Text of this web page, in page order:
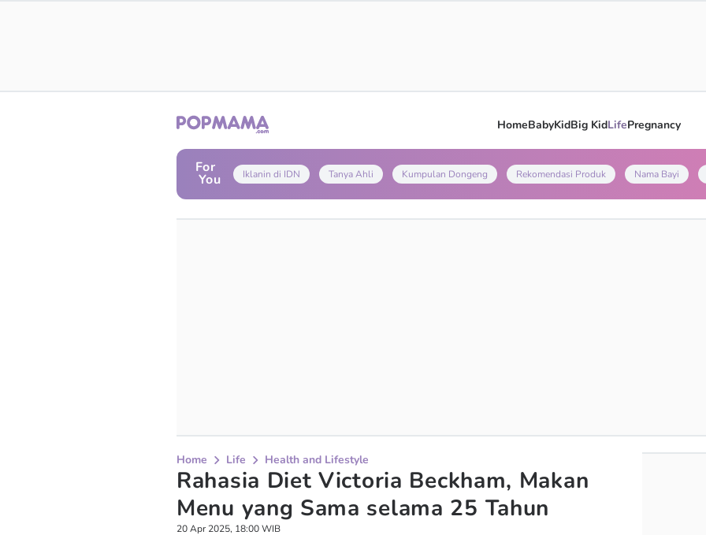
HomeBabyKidBig KidLifePregnancy
For
You Iklanin di IDN Tanya Ahli Kumpulan Dongeng Rekomendasi Produk Nama Bayi
Home Life Health and Lifestyle
Rahasia Diet Victoria Beckham, Makan
Menu yang Sama selama 25 Tahun
20 Apr 2025, 18:00 WIB